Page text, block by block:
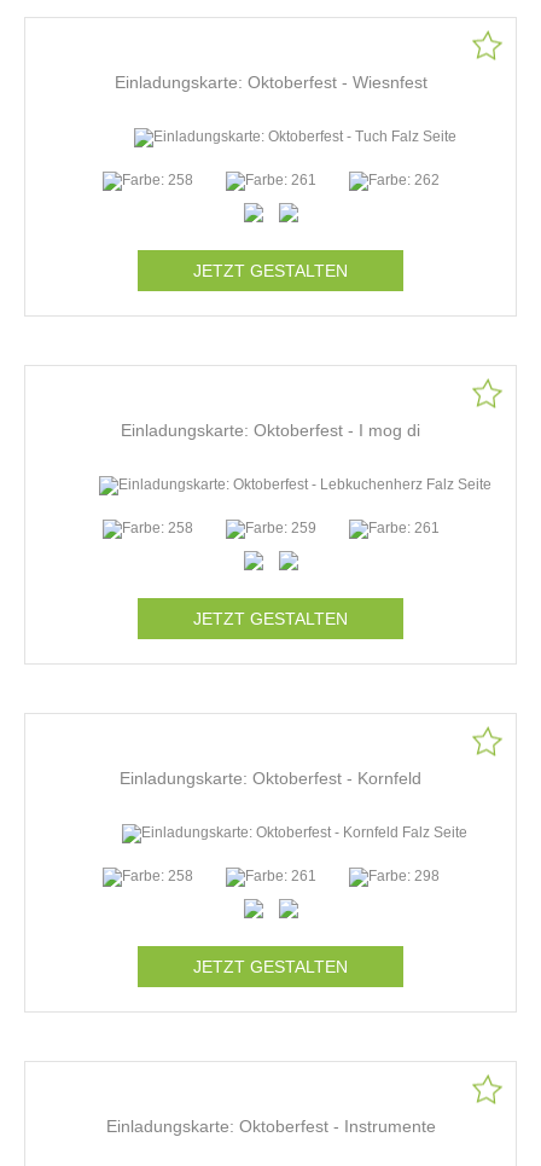
Einladungskarte: Oktoberfest - Wiesnfest
JETZT GESTALTEN
Einladungskarte: Oktoberfest - I mog di
JETZT GESTALTEN
Einladungskarte: Oktoberfest - Kornfeld
JETZT GESTALTEN
Einladungskarte: Oktoberfest - Instrumente